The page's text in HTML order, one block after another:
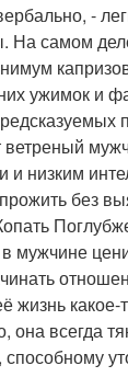
-
На самом
ужимок и
и низким
без
мужчине
жизнь какое-
она всегда